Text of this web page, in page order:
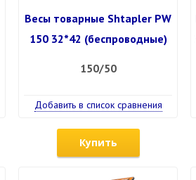
Весы товарные Shtapler PW
150 32*42 (беспроводные)
150/50
Добавить в список сравнения
Купить